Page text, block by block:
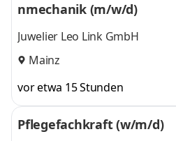
nmechanik (m/w/d)
Juwelier Leo Link GmbH
Mainz
vor etwa 15 Stunden
Pflegefachkraft (w/m/d)